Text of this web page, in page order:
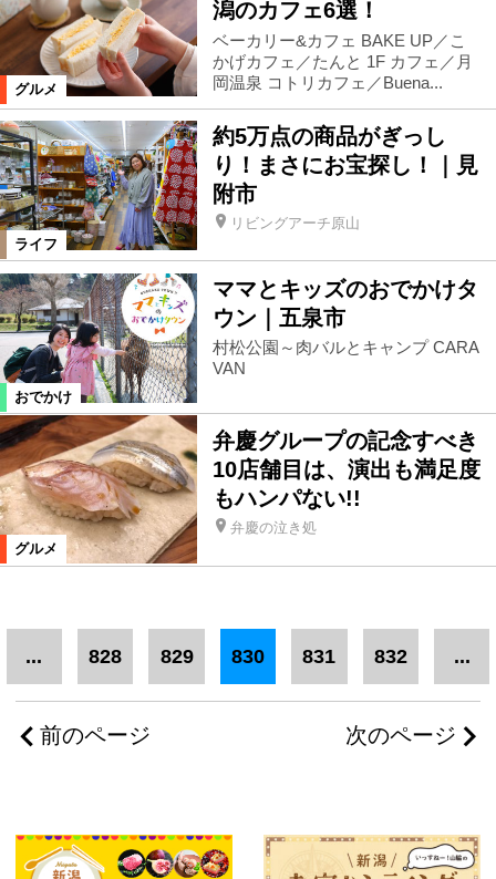
グルメ
潟のカフェ6選！
ベーカリー&カフェ BAKE UP／こ
かげカフェ／たんと 1F カフェ／月
岡温泉 コトリカフェ／Buena...
ライフ
約5万点の商品がぎっし
り！まさにお宝探し！｜見
附市
リビングアーチ原山
おでかけ
ママとキッズのおでかけタ
ウン｜五泉市
村松公園～肉バルとキャンプ CARA
VAN
グルメ
弁慶グループの記念すべき
10店舗目は、演出も満足度
もハンパない!!
弁慶の泣き処
前のページ
... 828 829 830 831 832 ...
次のページ